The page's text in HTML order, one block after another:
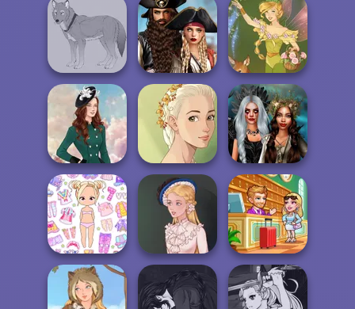
Norse
Goddesses
Medieval
Princesses
Sun Dress
Wolf Maker
Romance Of The
Seven Seas
Pira...
Vintage Fairy
Kate Middleton
Natural Girl
Portrait
Enchanted
Realms